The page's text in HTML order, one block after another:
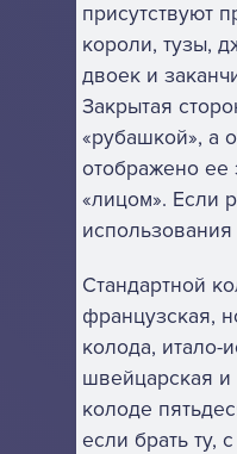
присутствуют
короли, тузы,
двоек и
Закрытая
«рубашкой», а
отображено ее
«лицом». Если
Стандартной
французская,
колода, итало-
швейцарская
колоде
если брать ту,